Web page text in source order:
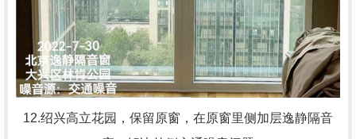
12.绍兴高立花园， 保留原窗，在原窗里侧加层逸静隔音